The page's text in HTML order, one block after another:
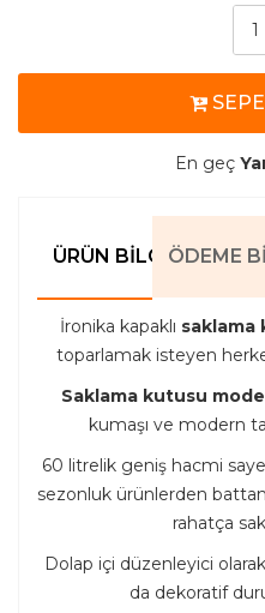
En geç
ÜRÜN BILGILERI
ÖDEME
İronika kapaklı saklama
toparlamak isteyen
Saklama kutusu
kumaşı ve modern
60 litrelik geniş hacmi
sezonluk ürünlerden
rahatça
Dolap içi düzenleyici
da dekoratif